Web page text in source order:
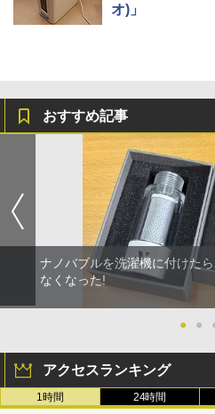
オ)」
おすすめ記事
ナノバブルを洗濯機に付けた
なくなった!
● ●
アクセスランキング
1時間 24時間